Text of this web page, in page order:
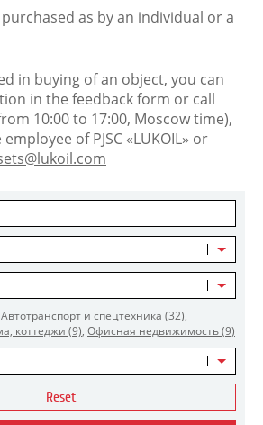
as by an individual or a
in buying of an object, you can
in the feedback form or call
10:00 to 17:00, Moscow time),
of PJSC «LUKOIL» or
Автотранспорт и спецтехника (32),
коттеджи (9), Офисная недвижимость(9)
Reset